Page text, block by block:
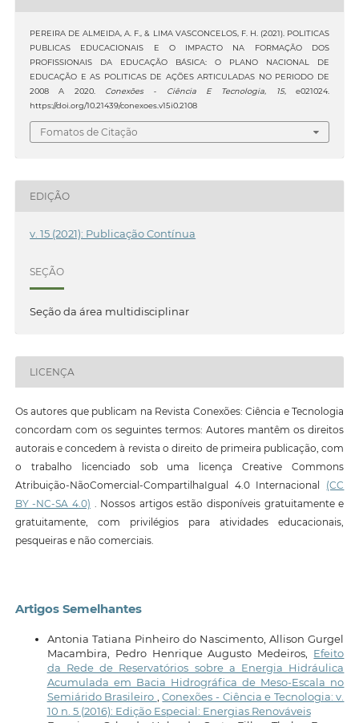
PEREIRA DE ALMEIDA, A. F., & LIMA VASCONCELOS, F. H. (2021). POLITICAS
PUBLICAS EDUCACIONAIS E O IMPACTO NA FORMAÇÃO DOS
PROFISSIONAIS DA EDUCAÇÃO BÁSICA: O PLANO NACIONAL DE
EDUCAÇÃO E AS POLITICAS DE AÇÕES ARTICULADAS NO PERIODO DE
2008 A 2020. Conexões - Ciência E Tecnologia, 15, e021024.
https://doi.org/10.21439/conexoes.v15i0.2108
Fomatos de Citação
EDIÇÃO
v. 15 (2021): Publicação Contínua
SEÇÃO
Seção da área multidisciplinar
LICENÇA
Os autores que publicam na Revista Conexões: Ciência e Tecnologia
concordam com os seguintes termos: Autores mantêm os direitos
autorais e concedem à revista o direito de primeira publicação, com
o trabalho licenciado sob uma licença Creative Commons
Atribuição-NãoComercial-CompartilhaIgual 4.0 Internacional (CC
BY -NC-SA 4.0) . Nossos artigos estão disponíveis gratuitamente e
gratuitamente, com privilégios para atividades educacionais,
pesqueiras e não comerciais.
Artigos Semelhantes
Antonia Tatiana Pinheiro do Nascimento, Allison Gurgel
Macambira, Pedro Henrique Augusto Medeiros, Efeito
da Rede de Reservatórios sobre a Energia Hidráulica
Acumulada em Bacia Hidrográfica de Meso-Escala no
Semiárido Brasileiro
,Conexões - Ciência e Tecnologia: v.
10 n. 5 (2016): Edição Especial: Energias Renováveis